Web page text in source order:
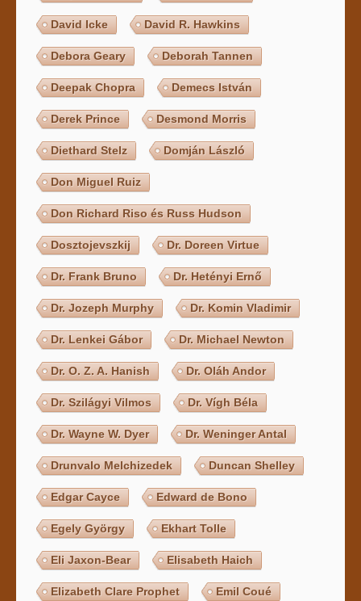
David Icke David R. Hawkins
Debora Geary Deborah Tannen
Deepak Chopra Demecs István
Derek Prince Desmond Morris
Diethard Stelz Domján László
Don Miguel Ruiz
Don Richard Riso és Russ Hudson
Dosztojevszkij Dr. Doreen Virtue
Dr. Frank Bruno Dr. Hetényi Ernő
Dr. Jozeph Murphy Dr. Komin Vladimir
Dr. Lenkei Gábor Dr. Michael Newton
Dr. O. Z. A. Hanish Dr. Oláh Andor
Dr. Szilágyi Vilmos Dr. Vígh Béla
Dr. Wayne W. Dyer Dr. Weninger Antal
Drunvalo Melchizedek Duncan Shelley
Edgar Cayce Edward de Bono
Egely György Ekhart Tolle
Eli Jaxon-Bear Elisabeth Haich
Elizabeth Clare Prophet Emil Coué